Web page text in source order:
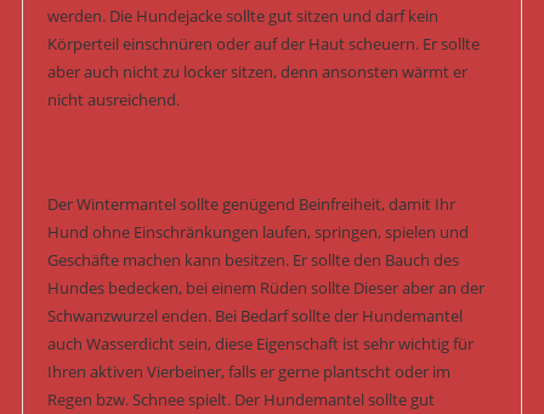
werden. Die Hundejacke sollte gut sitzen und darf kein
Körperteil einschnüren oder auf der Haut scheuern. Er sollte
aber auch nicht zu locker sitzen, denn ansonsten wärmt er
nicht ausreichend.
Der Wintermantel sollte genügend Beinfreiheit, damit Ihr
Hund ohne Einschränkungen laufen, springen, spielen und
Geschäfte machen kann besitzen. Er sollte den Bauch des
Hundes bedecken, bei einem Rüden sollte Dieser aber an der
Schwanzwurzel enden. Bei Bedarf sollte der Hundemantel
auch Wasserdicht sein, diese Eigenschaft ist sehr wichtig für
Ihren aktiven Vierbeiner, falls er gerne plantscht oder im
Regen bzw. Schnee spielt. Der Hundemantel sollte gut